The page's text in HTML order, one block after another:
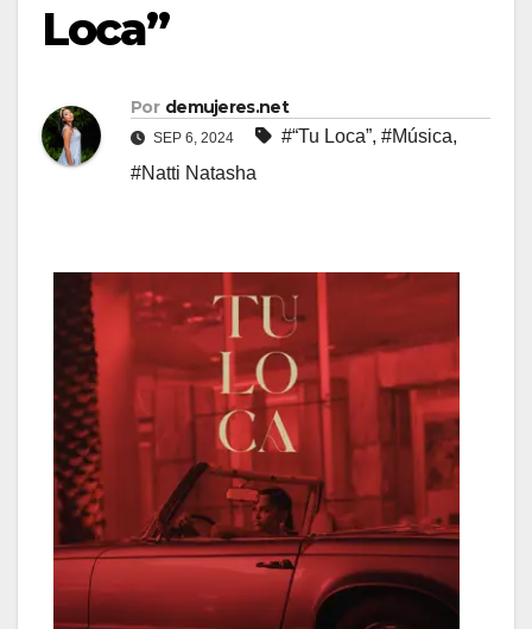
Loca”
Por demujeres.net
SEP 6, 2024 #“Tu Loca”, #Música,
#Natti Natasha